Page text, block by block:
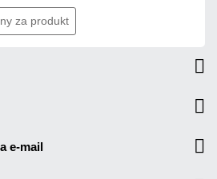
za produkt
e-mail